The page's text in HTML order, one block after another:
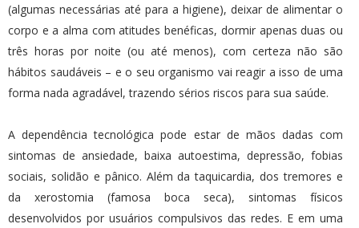
(algumas necessárias até para a higiene), deixar de alimentar o
corpo e a alma com atitudes benéficas, dormir apenas duas ou
três horas por noite (ou até menos), com certeza não são
hábitos saudáveis – e o seu organismo vai reagir a isso de uma
forma nada agradável, trazendo sérios riscos para sua saúde.
A dependência tecnológica pode estar de mãos dadas com
sintomas de ansiedade, baixa autoestima, depressão, fobias
sociais, solidão e pânico. Além da taquicardia, dos tremores e
da xerostomia (famosa boca seca), sintomas físicos
desenvolvidos por usuários compulsivos das redes. E em uma